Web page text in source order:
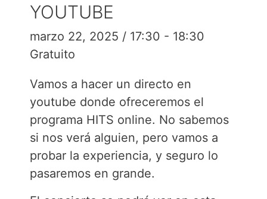
YOUTUBE
marzo 22, 2025 / 17:30 - 18:30
Gratuito
Vamos a hacer un directo en
youtube donde ofreceremos el
programa HITS online. No sabemos
si nos verá alguien, pero vamos a
probar la experiencia, y seguro lo
pasaremos en grande.